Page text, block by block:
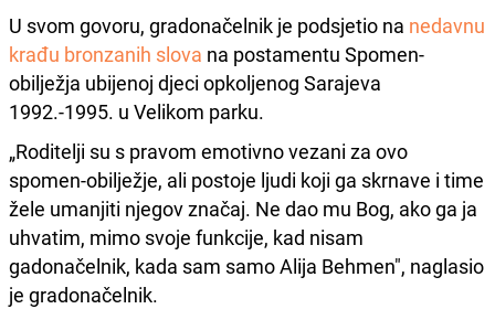
U svom govoru, gradonačelnik je podsjetio na nedavnu
krađu bronzanih slova na postamentu Spomen-
obilježja ubijenoj djeci opkoljenog Sarajeva
1992.-1995. u Velikom parku.
„Roditelji su s pravom emotivno vezani za ovo
spomen-obilježje, ali postoje ljudi koji ga skrnave i time
žele umanjiti njegov značaj. Ne dao mu Bog, ako ga ja
uhvatim, mimo svoje funkcije, kad nisam
gadonačelnik, kada sam samo Alija Behmen", naglasio
je gradonačelnik.